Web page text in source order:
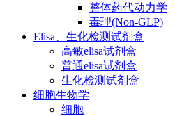
整体药代动力学
毒理(Non-GLP)
Elisa、生化检测试剂盒
高敏elisa试剂盒
普通elisa试剂盒
生化检测试剂盒
细胞生物学
细胞